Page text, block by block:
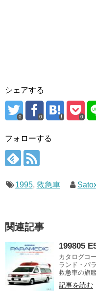
シェアする
0 0 0
フォローする
1995, 救急車
関連記事
199805
カタログコ
ランド・パ
救急車の旗
記事を読む